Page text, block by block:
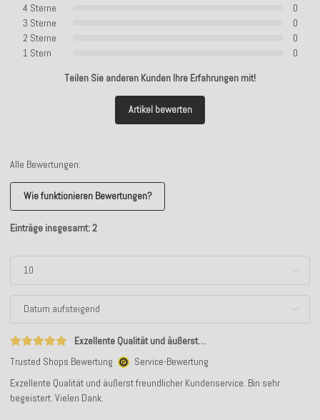
4 Sterne
0
3 Sterne
0
2 Sterne
0
1 Stern
0
Teilen Sie anderen Kunden Ihre Erfahrungen mit!
Artikel bewerten
Alle Bewertungen:
Wie funktionieren Bewertungen?
Einträge insgesamt: 2
Exzellente Qualität und äußerst…
Trusted Shops Bewertung
Service-Bewertung
Exzellente Qualität und äußerst freundlicher Kundenservice. Bin sehr
begeistert. Vielen Dank.